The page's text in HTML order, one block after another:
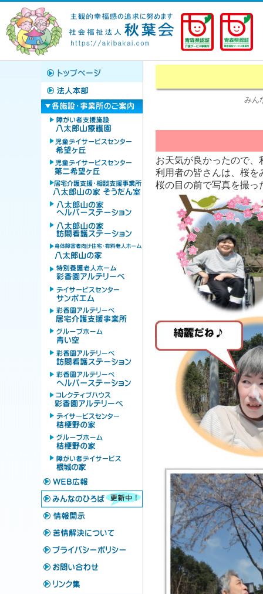
み
お天気が良かったので
利用者の皆さんは、桜を
桜の目の前で写真を撮っ